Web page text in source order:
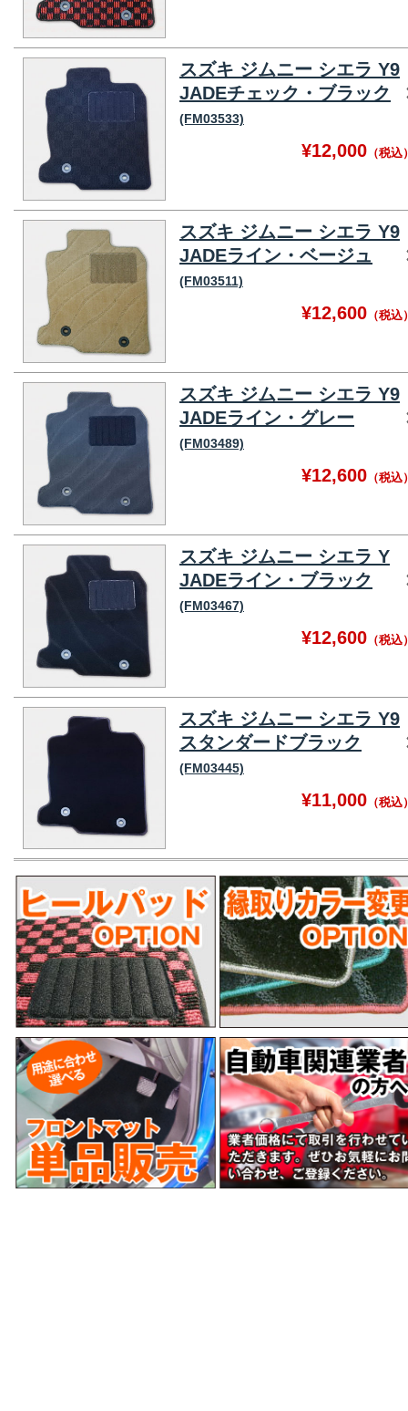
スズキ ジムニー シエラ Y9
JADEチェック・ブラック
(FM03533)
¥12,000 （税込
スズキ ジムニー シエラ Y9
JADEライン・ベージュ
(FM03511)
¥12,600 （税込
スズキ ジムニー シエラ Y9
JADEライン・グレー
(FM03489)
¥12,600 （税込
スズキ ジムニー シエラ Y
JADEライン・ブラック
(FM03467)
¥12,600 （税込
スズキ ジムニー シエラ Y9
スタンダードブラック
(FM03445)
¥11,000 （税込